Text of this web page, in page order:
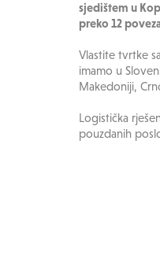
sjedištem u
preko 12
Vlastite tvrtke
imamo u
Makedoniji,
Logistička
pouzdanih